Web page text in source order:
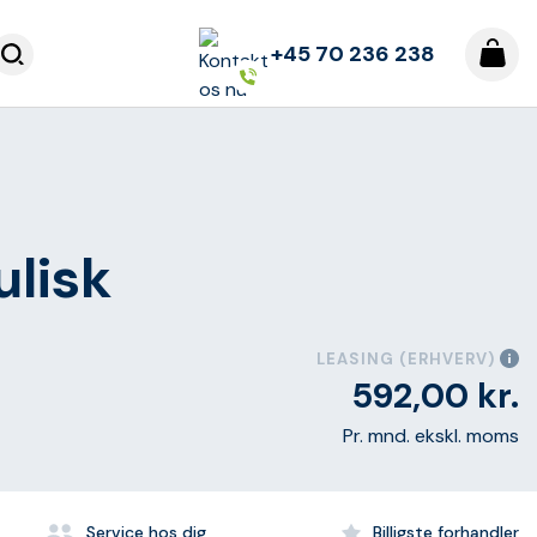
+45 70 236 238
LEASING (ERHVERV)
592,00 kr.
Pr. mnd. ekskl. moms
Service hos dig Billigste forhandler